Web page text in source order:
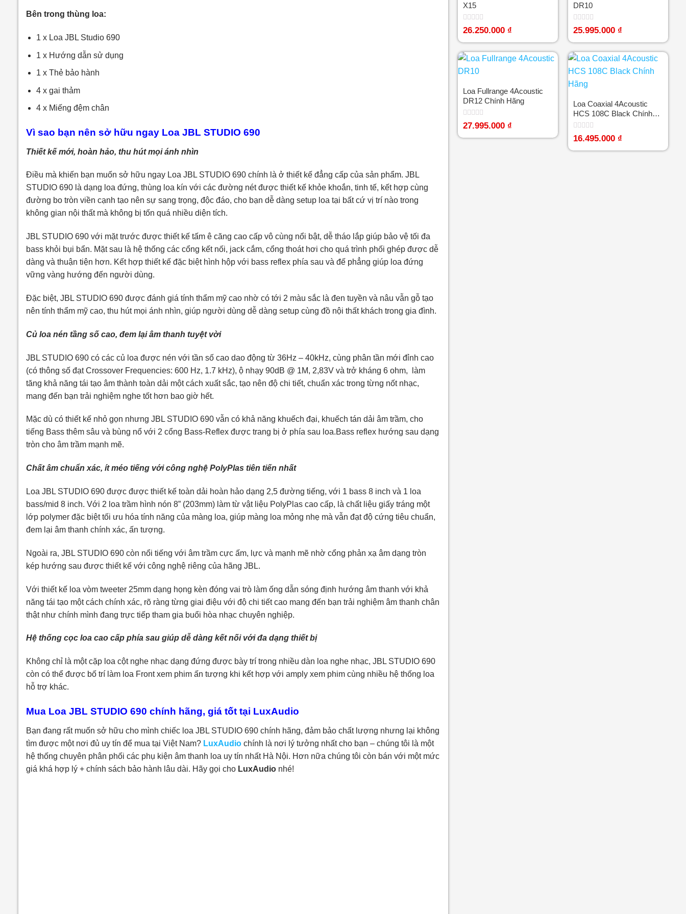
Bên trong thùng loa:
1 x Loa JBL Studio 690
1 x Hướng dẫn sử dụng
1 x Thẻ bảo hành
4 x gai thảm
4 x Miếng đệm chân
Vì sao bạn nên sở hữu ngay Loa JBL STUDIO 690
Thiết kế mới, hoàn hảo, thu hút mọi ánh nhìn
Điều mà khiến bạn muốn sở hữu ngay Loa JBL STUDIO 690 chính là ở thiết kế đẳng cấp của sản phẩm. JBL
STUDIO 690 là dạng loa đứng, thùng loa kín với các đường nét được thiết kế khỏe khoắn, tinh tế, kết hợp cùng
đường bo tròn viền cạnh tạo nên sự sang trọng, độc đáo, cho bạn dễ dàng setup loa tại bất cứ vị trí nào trong
không gian nội thất mà không bị tốn quá nhiều diện tích.
JBL STUDIO 690 với mặt trước được thiết kế tấm ê căng cao cấp vô cùng nổi bật, dễ tháo lắp giúp bảo vệ tối đa
bass khỏi bụi bẩn. Mặt sau là hệ thống các cổng kết nối, jack cắm, cổng thoát hơi cho quá trình phối ghép được dễ
dàng và thuận tiện hơn. Kết hợp thiết kế đặc biệt hình hộp với bass reflex phía sau và đế phẳng giúp loa đứng
vững vàng hướng đến người dùng.
Đặc biệt, JBL STUDIO 690 được đánh giá tính thẩm mỹ cao nhờ có tới 2 màu sắc là đen tuyền và nâu vẫn gỗ tạo
nên tính thẩm mỹ cao, thu hút mọi ánh nhìn, giúp người dùng dễ dàng setup cùng đồ nội thất khách trong gia đình.
Củ loa nén tầng số cao, đem lại âm thanh tuyệt vời
JBL STUDIO 690 có các củ loa được nén với tần số cao dao động từ 36Hz – 40kHz, cùng phân tần mới đỉnh cao
(có thông số đạt Crossover Frequencies: 600 Hz, 1.7 kHz), ộ nhạy 90dB @ 1M, 2,83V và trở kháng 6 ohm, làm
tăng khả năng tái tạo âm thành toàn dải một cách xuất sắc, tạo nên độ chi tiết, chuẩn xác trong từng nốt nhạc,
mang đến bạn trải nghiệm nghe tốt hơn bao giờ hết.
Mặc dù có thiết kế nhỏ gọn nhưng JBL STUDIO 690 vẫn có khả năng khuếch đại, khuếch tán dải âm trầm, cho
tiếng Bass thêm sâu và bùng nổ với 2 cổng Bass-Reflex được trang bị ở phía sau loa.Bass reflex hướng sau dạng
tròn cho âm trầm mạnh mẽ.
Chất âm chuẩn xác, ít méo tiếng với công nghệ PolyPlas tiên tiến nhất
Loa JBL STUDIO 690 được được thiết kế toàn dải hoàn hảo dạng 2,5 đường tiếng, với 1 bass 8 inch và 1 loa
bass/mid 8 inch. Với 2 loa trầm hình nón 8” (203mm) làm từ vật liệu PolyPlas cao cấp, là chất liệu giấy tráng một
lớp polymer đặc biệt tối ưu hóa tính năng của màng loa, giúp màng loa mỏng nhẹ mà vẫn đạt độ cứng tiêu chuẩn,
đem lại âm thanh chính xác, ấn tượng.
Ngoài ra, JBL STUDIO 690 còn nổi tiếng với âm trầm cực ấm, lực và mạnh mẽ nhờ cổng phản xạ âm dạng tròn
kép hướng sau được thiết kế với công nghệ riêng của hãng JBL.
Với thiết kế loa vòm tweeter 25mm dạng họng kèn đóng vai trò làm ống dẫn sóng định hướng âm thanh với khả
năng tái tạo một cách chính xác, rõ ràng từng giai điệu với độ chi tiết cao mang đến bạn trải nghiệm âm thanh chân
thật như chính mình đang trực tiếp tham gia buổi hòa nhạc chuyên nghiệp.
Hệ thống cọc loa cao cấp phía sau giúp dễ dàng kết nối với đa dạng thiết bị
Không chỉ là một cặp loa cột nghe nhạc dạng đứng được bày trí trong nhiều dàn loa nghe nhạc, JBL STUDIO 690
còn có thể được bố trí làm loa Front xem phim ấn tượng khi kết hợp với amply xem phim cùng nhiều hệ thống loa
hỗ trợ khác.
Mua Loa JBL STUDIO 690 chính hãng, giá tốt tại LuxAudio
Bạn đang rất muốn sở hữu cho mình chiếc loa JBL STUDIO 690 chính hãng, đảm bảo chất lượng nhưng lại không
tìm được một nơi đủ uy tín để mua tại Việt Nam? LuxAudiochính là nơi lý tưởng nhất cho bạn – chúng tôi là một
hệ thống chuyên phân phối các phụ kiện âm thanh loa uy tín nhất Hà Nội. Hơn nữa chúng tôi còn bán với một mức
giá khá hợp lý + chính sách bảo hành lâu dài. Hãy gọi cho LuxAudionhé!
X15
Được
xếp
hạng
5
sao
26.250.000 ₫
DR10
Được
xếp
hạng
5
sao
25.995.000 ₫
Loa Fullrange 4Acoustic
DR12 Chính Hãng
Được
xếp
hạng
27.995.000 ₫
Loa Coaxial 4Acoustic
HCS 108C Black Chính
Hãng
Được
xếp
hạng
16.495.000 ₫